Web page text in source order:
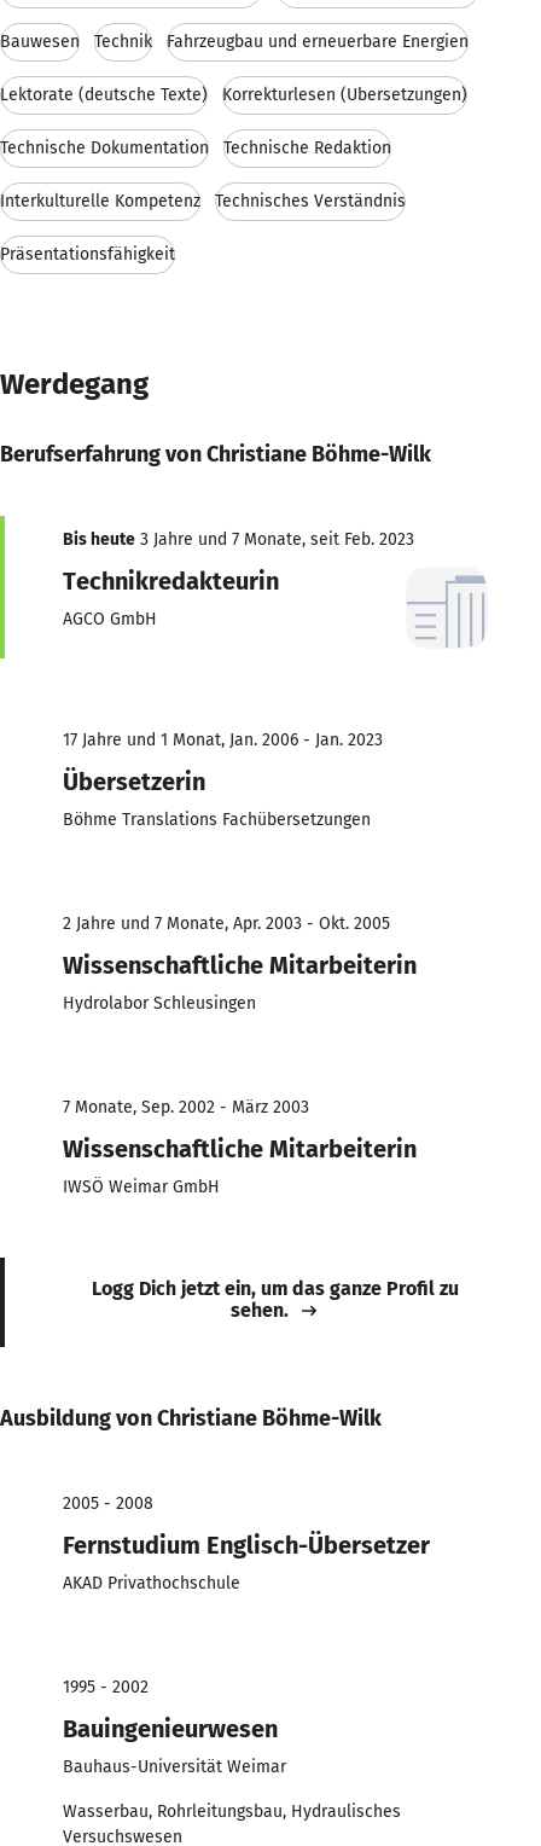
Bauwesen Technik Fahrzeugbau und erneuerbare Energien
Lektorate (deutsche Texte) Korrekturlesen (Übersetzungen)
Technische Dokumentation Technische Redaktion
Interkulturelle Kompetenz Technisches Verständnis
Präsentationsfähigkeit
Werdegang
Berufserfahrung von Christiane Böhme-Wilk
Bis heute 3 Jahre und 7 Monate, seit Feb. 2023
Technikredakteurin
AGCO GmbH
17 Jahre und 1 Monat, Jan. 2006 - Jan. 2023
Übersetzerin
Böhme Translations Fachübersetzungen
2 Jahre und 7 Monate, Apr. 2003 - Okt. 2005
Wissenschaftliche Mitarbeiterin
Hydrolabor Schleusingen
7 Monate, Sep. 2002 - März 2003
Wissenschaftliche Mitarbeiterin
IWSÖ Weimar GmbH
Logg Dich jetzt ein, um das ganze Profil zu
sehen.
Ausbildung von Christiane Böhme-Wilk
2005 - 2008
Fernstudium Englisch-Übersetzer
AKAD Privathochschule
1995 - 2002
Bauingenieurwesen
Bauhaus-Universität Weimar
Wasserbau, Rohrleitungsbau, Hydraulisches
Versuchswesen